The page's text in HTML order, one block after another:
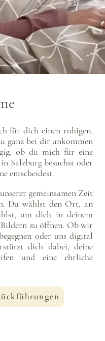
für dich einen ruhigen,
ganz bei dir ankommen
ob du mich für eine
Salzburg besuchst oder
entscheidest.
gemeinsamen Zeit
Du wählst den Ort, an
um dich in deinem
zu öffnen. Ob wir
oder uns digital
dich dabei, deine
und eine ehrliche